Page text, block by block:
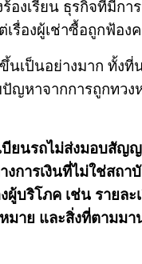
องเรียน ธุรกิจที่มีก
เรื่องผู้เช่าซื้อถูกฟ้
นอย่างมาก ทั้งที่น
ญหาจากการถูกทว
ยนรถไม่ส่งมอบสัญ
งการเงินที่ไม่ใช่ส
บริโภค เช่น รายล
มาย และสิ่งที่ตามม